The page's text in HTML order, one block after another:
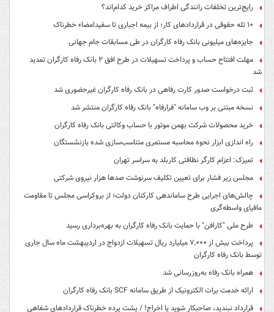
رایج‌ترین تخلفات رانندگی اطراف مراکز خرید کدام‌اند؟
۱۰ تله حقوقی در قراردادهای کار؛ از بیمه اجباری تا سفیدامضاء خطرناک
جایزه‌های میلیونی بانک رفاه کارگران در طی مسابقات جام جهانی
مهلت افتتاح حساب و پرداخت تسهیلات در طرح افق ۲ بانک رفاه کارگران تمدید
شد
ثبت درخواست صدور کارت رفاهی در بانک رفاه کارگران غیرحضوری شد
نسخه مبتنی بر وب سامانه "فرارفاه" بانک رفاه کارگران منتشر شد
خرید محصولات شرکت بهمن موتور با حساب وکالتی بانک رفاه کارگران
راه اندازی ابزار نحوه محاسبه مستمری متناسب‌سازی شده بازنشستگان
تمیزک: اعزام کارگر نظافتی کاربلد به سراسر تهران
مجلس زیر فشار برای تعیین تکلیف سرنوشت صدها هزار نیروی شرکتی
چالش‌های اجرایی طرح ساماندهی کارکنان دولت؛ از بروکراسی مجلس تا مقاومت
مافیای واسطه‌گری
طرح ملی "کارافن" با حمایت بانک رفاه کارگران به بهره‌برداری رسید
پرداخت بیش از ۷,۰۰۰ میلیارد ریال تسهیلات ازدواج در اردیبهشت ماه سال جاری
توسط بانک رفاه کارگران
همراه بانک رفاه به‌روزرسانی شد
ارائه خدمت برات الکترونیک از طریق سامانه SCF بانک رفاه کارگران
قرارداد نبندید، صاحبکار شوید یا اخراج! / پشت پرده خطرناک قراردادهای شفاهی